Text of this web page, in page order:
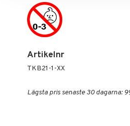
Artikelnr
TKB21-1-XX
Lägsta pris senaste 30 dagarna: